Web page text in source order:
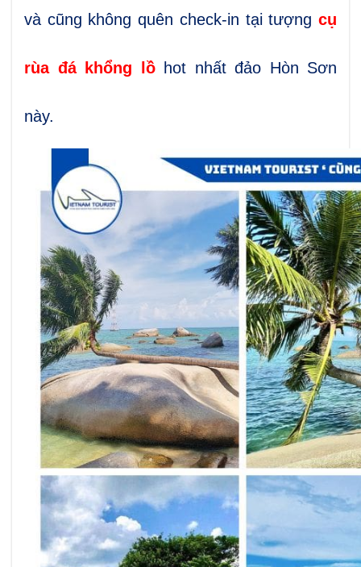
và cũng không quên check-in tại tượng cụ
rùa đá khổng lồ hot nhất đảo Hòn Sơn
này.